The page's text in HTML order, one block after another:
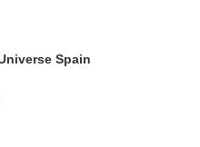
Spain